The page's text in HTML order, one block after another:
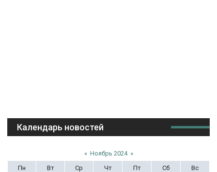
Календарь новостей
« Ноябрь 2024 »
Пн
Вт Ср Чт Пт Сб Вс